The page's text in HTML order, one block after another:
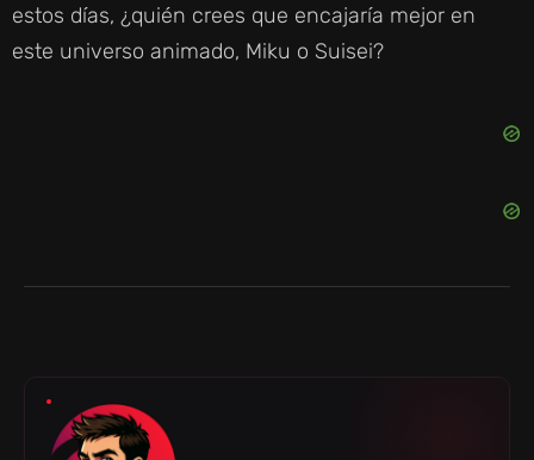
estos días, ¿quién crees que encajaría mejor en
este universo animado, Miku o Suisei?